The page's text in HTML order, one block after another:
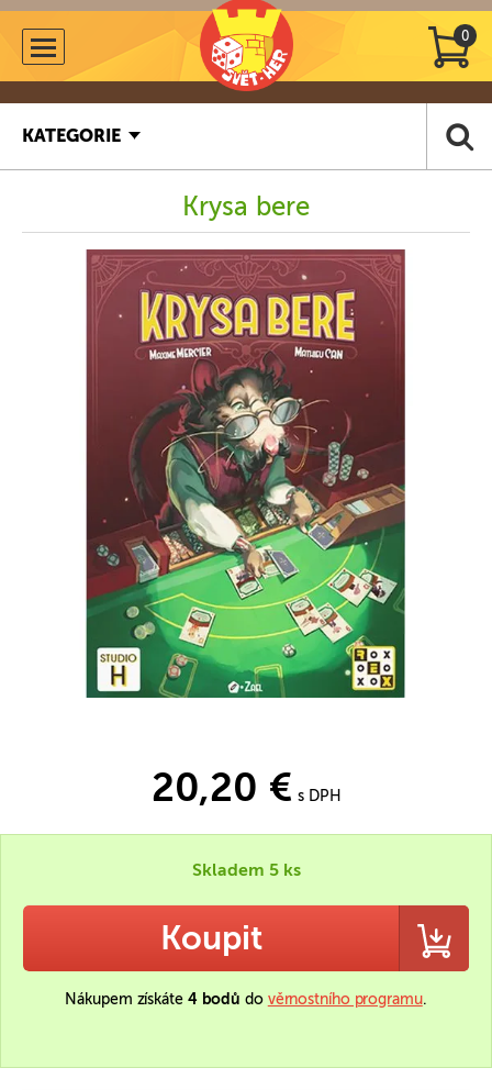
0
KATEGORIE
Krysa bere
20,20 € s DPH
Skladem 5 ks
Koupit
Nákupem získáte 4 bodů do věrnostního programu.